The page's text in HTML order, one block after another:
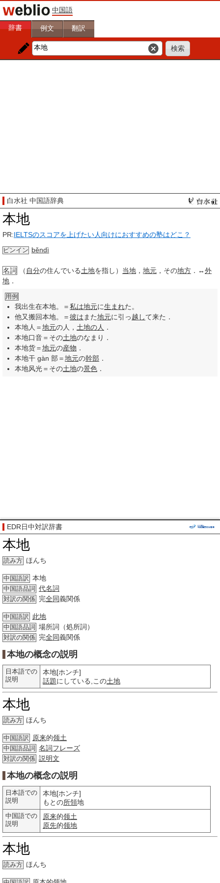
中国語
辞書 例文 翻訳
白水社 中国語辞典
本地
PR:IELTSのスコアを上げたい人向けにおすすめの塾はどこ？
ピンイン běndì
名詞 （ 自分の住んでいる土地を指し） 当地 ， 地元 ，その地方 ．↔外
地 ．
用例
我出生在本地。＝私は地元に生まれた。
他又搬回本地。＝彼は また地元に引っ越して来た．
本地人＝地元の人， 土地の人 ．
本地口音＝その土地のなまり．
本地货＝地元の産物 ．
本地干 gàn 部＝地元の幹部 ．
本地风光＝その土地の景色 ．
EDR日中対訳辞書
本地
読み方 ほんち
中国語訳 本地
中国語品詞 代名詞
対訳の関係 完全同義関係
中国語訳 此地
中国語品詞 場所詞（処所詞）
対訳の関係 完全同義関係
本地の概念の説明
日本語での
説明
本地[ホンチ]
話題にしている,この土地
本地
読み方 ほんち
中国語訳 原来的领土
中国語品詞 名詞フレーズ
対訳の関係 説明文
本地の概念の説明
日本語での
説明
本地[ホンチ]
もとの所領地
中国語での
説明
原来的领土
原先的领地
本地
読み方 ほんち